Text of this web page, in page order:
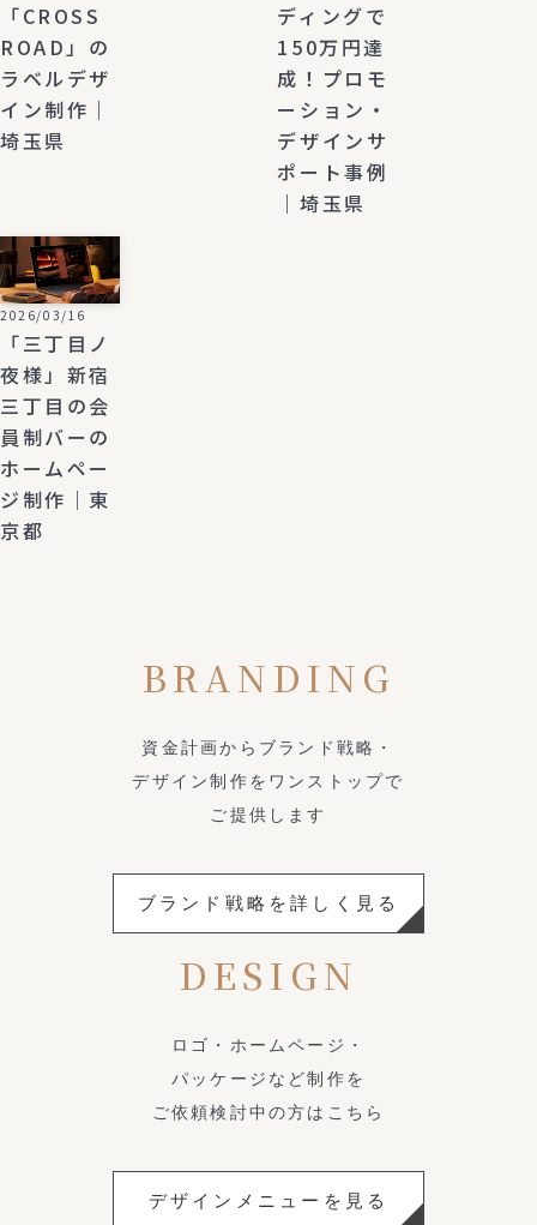
「CROSS
ROAD」の
ラベルデザ
イン制作｜
埼玉県
ディングで
150万円達
成！プロモ
ーション・
デザインサ
ポート事例
｜埼玉県
2026/03/16
「三丁目ノ
夜様」新宿
三丁目の会
員制バーの
ホームペー
ジ制作｜東
京都
BRANDING
資金計画からブランド戦略・
デザイン制作をワンストップで
ご提供します
ブランド戦略を詳しく見る
DESIGN
ロゴ・ホームページ・
パッケージなど制作を
ご依頼検討中の方はこちら
デザインメニューを見る